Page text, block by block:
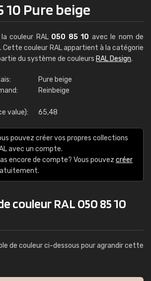
10 Pure beige
couleur RAL 050 85 10 avec le nom de
. Cette couleur RAL appartient à la catégorie
du système de couleurs RAL Design.
Pure beige
Reinbeige
value): 65,48
pouvez créer vos propres collections
avec un compte.
encore de compte? Vous pouvez créer
couleur RAL 050 85 10
de couleur ci-dessous pour agrandir cette